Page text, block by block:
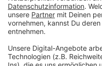
Du möchtest